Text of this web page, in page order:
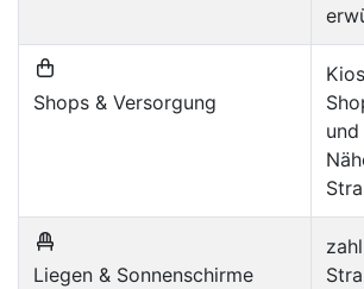
Shops & Versorgung
Liegen & Sonnenschirme